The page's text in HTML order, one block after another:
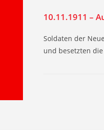
10.11.1911 –
Soldaten der
und besetzten